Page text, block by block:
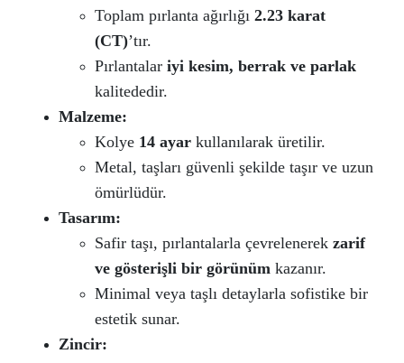
Toplam pırlanta ağırlığı 2.23 karat
(CT)’tır.
Pırlantalar iyi kesim, berrak ve parlak
kalitededir.
Malzeme:
Kolye 14 ayar kullanılarak üretilir.
Metal, taşları güvenli şekilde taşır ve uzun
ömürlüdür.
Tasarım:
Safir taşı, pırlantalarla çevrelenerek zarif
ve gösterişli bir görünüm kazanır.
Minimal veya taşlı detaylarla sofistike bir
estetik sunar.
Zincir: